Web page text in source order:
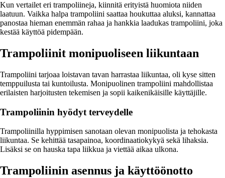
Kun vertailet eri trampoliineja, kiinnitä erityistä huomiota niiden
laatuun. Vaikka halpa trampoliini saattaa houkuttaa aluksi, kannattaa
panostaa hieman enemmän rahaa ja hankkia laadukas trampoliini, joka
kestää käyttöä pidempään.
Trampoliinit monipuoliseen liikuntaan
Trampoliini tarjoaa loistavan tavan harrastaa liikuntaa, oli kyse sitten
temppuilusta tai kuntoilusta. Monipuolinen trampoliini mahdollistaa
erilaisten harjoitusten tekemisen ja sopii kaikenikäisille käyttäjille.
Trampoliinin hyödyt terveydelle
Trampoliinilla hyppimisen sanotaan olevan monipuolista ja tehokasta
liikuntaa. Se kehittää tasapainoa, koordinaatiokykyä sekä lihaksia.
Lisäksi se on hauska tapa liikkua ja viettää aikaa ulkona.
Trampoliinin asennus ja käyttöönotto